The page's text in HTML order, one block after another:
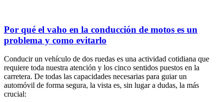
Por qué el vaho en la conducción de motos es un
problema y como evitarlo
Conducir un vehículo de dos ruedas es una actividad cotidiana que
requiere toda nuestra atención y los cinco sentidos puestos en la
carretera. De todas las capacidades necesarias para guiar un
automóvil de forma segura, la vista es, sin lugar a dudas, la más
crucial: